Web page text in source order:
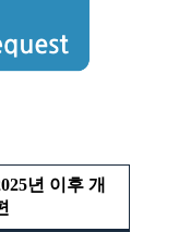
년 이후 개